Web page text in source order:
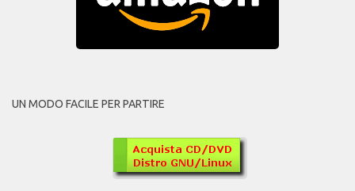
UN MODO FACILE PER PARTIRE